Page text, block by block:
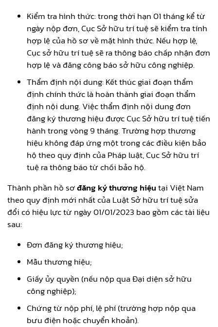
Kiểm tra hình thức: trong thời hạn 01 tháng kể từ
ngày nộp đơn, Cục Sở hữu trí tuệ sẽ kiểm tra tính
hợp lệ của hồ sơ về mặt hình thức. Nếu hợp lệ,
Cục sở hữu trí tuệ sẽ ra thông báo chấp nhận đơn
hợp lệ và đăng công báo sở hữu công nghiệp.
Thẩm định nội dung: Kết thúc giai đoạn thẩm
định chính thức là hoàn thành giai đoạn thẩm
định nội dung. Việc thẩm định nội dung đơn
đăng ký thương hiệu được Cục Sở hữu trí tuệ tiến
hành trong vòng 9 tháng. Trường hợp thương
hiệu không đáp ứng một trong các điều kiện bảo
hộ theo quy định của Pháp luật, Cục Sở hữu trí
tuệ ra thông báo từ chối bảo hộ.
Thành phần hồ sơđăng ký thương hiệutại Việt Nam
theo quy định mới nhất của Luật Sở hữu trí tuệ sửa
đổi có hiệu lực từ ngày 01/01/2023 bao gồm các tài liệu
sau:
Đơn đăng ký thương hiệu;
Mẫu thương hiệu;
Giấy ủy quyền (nếu nộp qua Đại diện sở hữu
công nghiệp);
Chứng từ nộp phí, lệ phí (trường hợp nộp qua
bưu điện hoặc chuyển khoản).